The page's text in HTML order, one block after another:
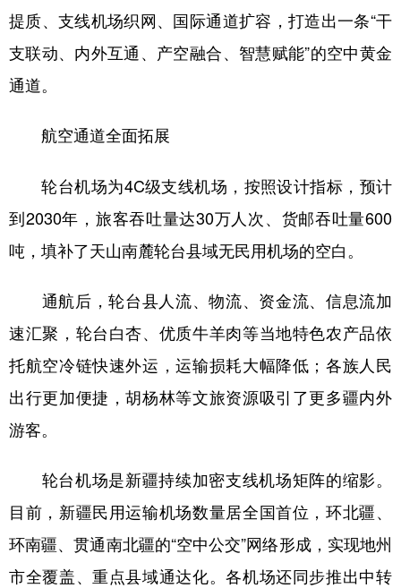
山东 湖北
广东 广西 海南 重庆
多语种频道
Русский язык 日本語 한국어
Deutsch Português
提质、支线机场织网、国际通道扩容，打造出一条“干
支联动、内外互通、产空融合、智慧赋能”的空中黄金
通道。
航空通道全面拓展
轮台机场为4C级支线机场，按照设计指标，预计
到2030年，旅客吞吐量达30万人次、货邮吞吐量600
吨，填补了天山南麓轮台县域无民用机场的空白。
通航后，轮台县人流、物流、资金流、信息流加
速汇聚，轮台白杏、优质牛羊肉等当地特色农产品依
托航空冷链快速外运，运输损耗大幅降低；各族人民
出行更加便捷，胡杨林等文旅资源吸引了更多疆内外
游客。
轮台机场是新疆持续加密支线机场矩阵的缩影。
目前，新疆民用运输机场数量居全国首位，环北疆、
环南疆、贯通南北疆的“空中公交”网络形成，实现地州
市全覆盖、重点县域通达化。各机场还同步推出中转